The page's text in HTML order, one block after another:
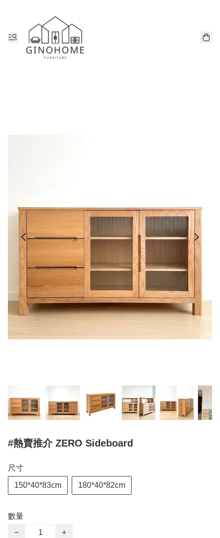
#熱賣推介 ZERO Sideboard
尺寸
150*40*83cm 180*40*82cm
數量
−
+